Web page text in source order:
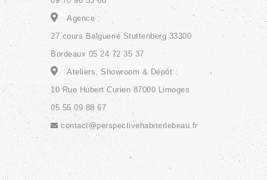
Agence :
27 cours Balguerie Stuttenberg 33300
Bordeaux 05 24 72 35 37
Ateliers, Showroom & Dépôt :
10 Rue Hubert Curien 87000 Limoges
05 55 09 88 67
contact@perspectivehabiterlebeau.fr